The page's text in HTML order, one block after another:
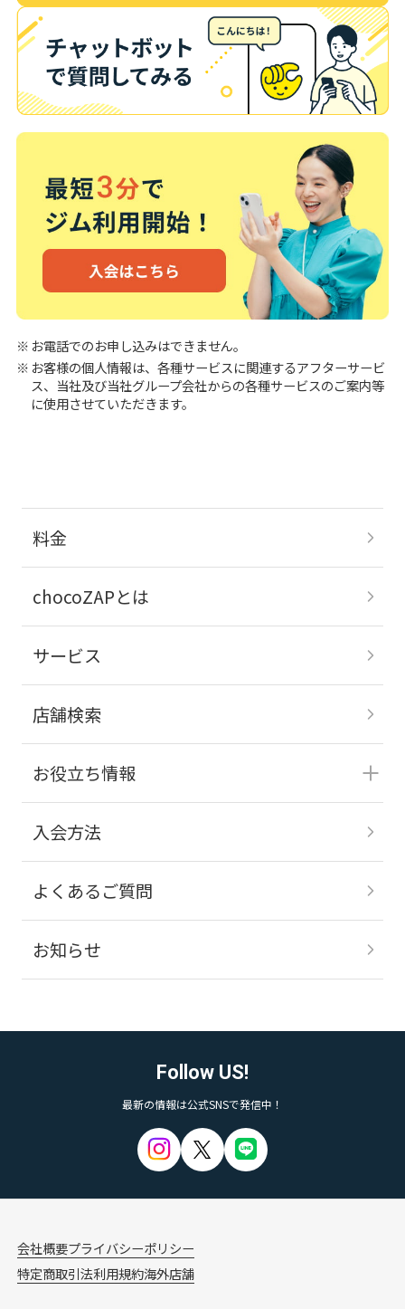
お電話でのお申し込みはできません。
お客様の個人情報は、各種サービスに関連するアフターサービ
ス、当社及び当社グループ会社からの各種サービスのご案内等
に使用させていただきます。
料金
chocoZAPとは
サービス
店舗検索
お役立ち情報
入会方法
よくあるご質問
お知らせ
Follow US!
最新の情報は公式SNSで発信中！
会社概要プライバシーポリシー
特定商取引法利用規約海外店舗